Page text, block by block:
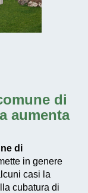
di
aumenta
di
in genere
casi la
cubatura di